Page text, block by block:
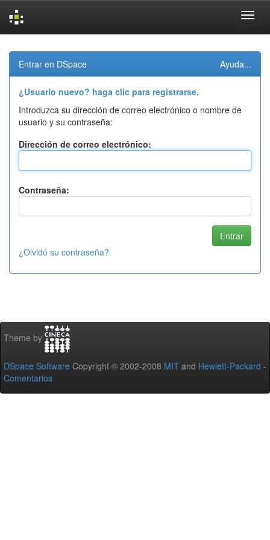
navigation
Entrar en DSpace Ayuda...
¿Usuario nuevo? haga clic para registrarse.
Introduzca su dirección de correo electrónico o nombre de
usuario y su contraseña:
Dirección de correo electrónico:
Contraseña:
¿Olvidó su contraseña?
Theme by
DSpace Software Copyright © 2002-2008 MIT and Hewlett-Packard -
Comentarios